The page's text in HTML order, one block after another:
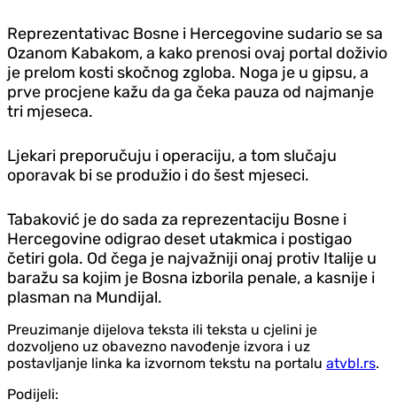
Reprezentativac Bosne i Hercegovine sudario se sa
Ozanom Kabakom, a kako prenosi ovaj portal doživio
je prelom kosti skočnog zgloba. Noga je u gipsu, a
prve procjene kažu da ga čeka pauza od najmanje
tri mjeseca.
Ljekari preporučuju i operaciju, a tom slučaju
oporavak bi se produžio i do šest mjeseci.
Tabaković je do sada za reprezentaciju Bosne i
Hercegovine odigrao deset utakmica i postigao
četiri gola. Od čega je najvažniji onaj protiv Italije u
baražu sa kojim je Bosna izborila penale, a kasnije i
plasman na Mundijal.
Preuzimanje dijelova teksta ili teksta u cjelini je
dozvoljeno uz obavezno navođenje izvora i uz
postavljanje linka ka izvornom tekstu na portalu atvbl.rs.
Podijeli: